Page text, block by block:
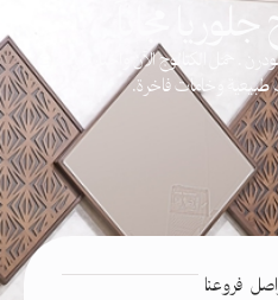
مجاناً
. حمّل الكتالوج الآن واختار من مئات
وخامات فاخرة.
فروعنا